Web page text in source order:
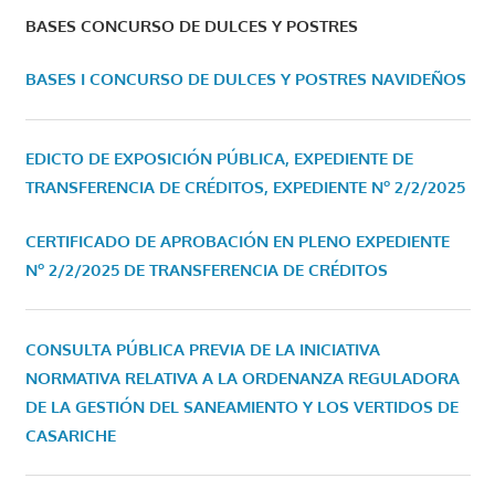
BASES CONCURSO DE DULCES Y POSTRES
BASES I CONCURSO DE DULCES Y POSTRES NAVIDEÑOS
EDICTO DE EXPOSICIÓN PÚBLICA, EXPEDIENTE DE
TRANSFERENCIA DE CRÉDITOS, EXPEDIENTE Nº 2/2/2025
CERTIFICADO DE APROBACIÓN EN PLENO EXPEDIENTE
Nº 2/2/2025 DE TRANSFERENCIA DE CRÉDITOS
CONSULTA PÚBLICA PREVIA DE LA INICIATIVA
NORMATIVA RELATIVA A LA ORDENANZA REGULADORA
DE LA GESTIÓN DEL SANEAMIENTO Y LOS VERTIDOS DE
CASARICHE